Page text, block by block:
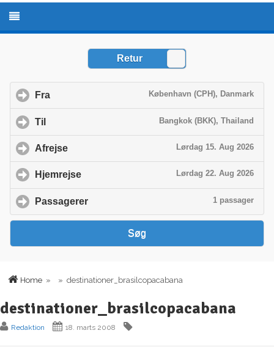
Home » » destinationer_brasilcopacabana
destinationer_brasilcopacabana
Redaktion 18. marts 2008